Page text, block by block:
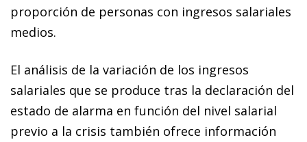
proporción de personas con ingresos salariales
medios.
El análisis de la variación de los ingresos
salariales que se produce tras la declaración del
estado de alarma en función del nivel salarial
previo a la crisis también ofrece información